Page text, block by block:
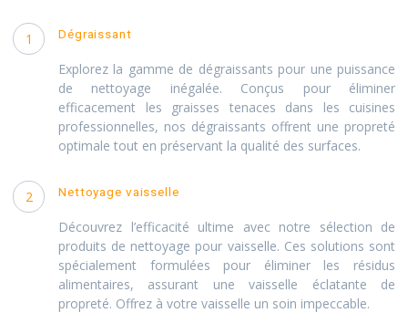
1 Dégraissant
Explorez la gamme de dégraissants pour une puissance
de nettoyage inégalée. Conçus pour éliminer
efficacement les graisses tenaces dans les cuisines
professionnelles, nos dégraissants offrent une propreté
optimale tout en préservant la qualité des surfaces.
2 Nettoyage vaisselle
Découvrez l’efficacité ultime avec notre sélection de
produits de nettoyage pour vaisselle. Ces solutions sont
spécialement formulées pour éliminer les résidus
alimentaires, assurant une vaisselle éclatante de
propreté. Offrez à votre vaisselle un soin impeccable.